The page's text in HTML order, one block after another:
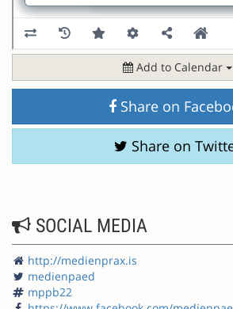
Add to Calendar
Share on
Share on
SOCIAL MEDIA
http://medienprax.is
medienpaed
mppb22